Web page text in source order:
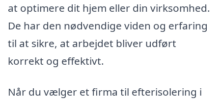
at optimere dit hjem eller din virksomhed.
De har den nødvendige viden og erfaring
til at sikre, at arbejdet bliver udført
korrekt og effektivt.
Når du vælger et firma til efterisolering i